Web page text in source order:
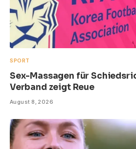
SPORT
Sex-Massagen für
Verband zeigt Reue
August 8, 2026